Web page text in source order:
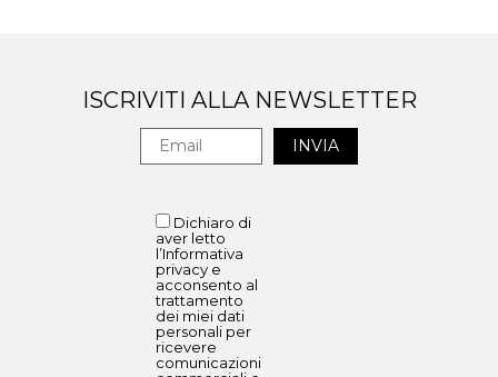
ISCRIVITI ALLA NEWSLETTER
Dichiaro di
aver letto
l’Informativa
privacy e
acconsento al
trattamento
dei miei dati
personali per
ricevere
comunicazioni